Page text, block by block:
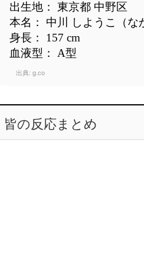
出生地： 東京都 中野区
本名： 中川 しようこ（な
身長： 157 cm
血液型： A型
出典: g.co
皆の反応まとめ